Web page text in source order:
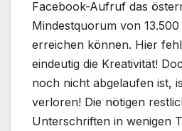
Facebook-Aufruf das
Mindestquorum von
erreichen können. Hier
eindeutig die Kreativität!
noch nicht abgelaufen ist,
verloren! Die nötigen
Unterschriften in wenigen